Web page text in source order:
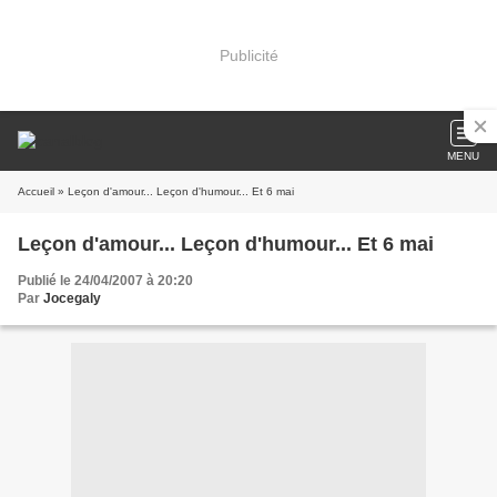
Publicité
MENU
Accueil » Leçon d'amour... Leçon d'humour... Et 6 mai
Leçon d'amour... Leçon d'humour... Et 6 mai
Publié le 24/04/2007 à 20:20
Par Jocegaly